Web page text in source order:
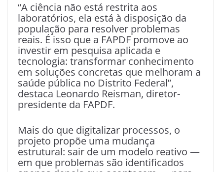
“A ciência não está restrita aos
laboratórios, ela está à disposição da
população para resolver problemas
reais. É isso que a FAPDF promove ao
investir em pesquisa aplicada e
tecnologia: transformar conhecimento
em soluções concretas que melhoram a
saúde pública no Distrito Federal”,
destaca Leonardo Reisman, diretor-
presidente da FAPDF.
Mais do que digitalizar processos, o
projeto propõe uma mudança
estrutural: sair de um modelo reativo —
em que problemas são identificados